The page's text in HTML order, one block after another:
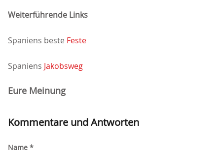
Weiterführende Links
Spaniens beste Feste
Spaniens Jakobsweg
Eure Meinung
Kommentare und Antworten
Name *